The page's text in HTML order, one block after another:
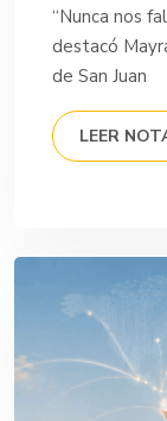
“Nunca nos
destacó
de San Juan
LEER